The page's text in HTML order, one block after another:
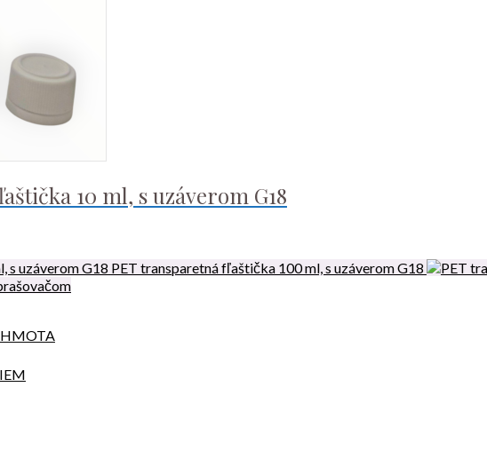
10 ml, s uzáverom G18
PET transparetná fľaštička 100 ml, s uzáverom G18